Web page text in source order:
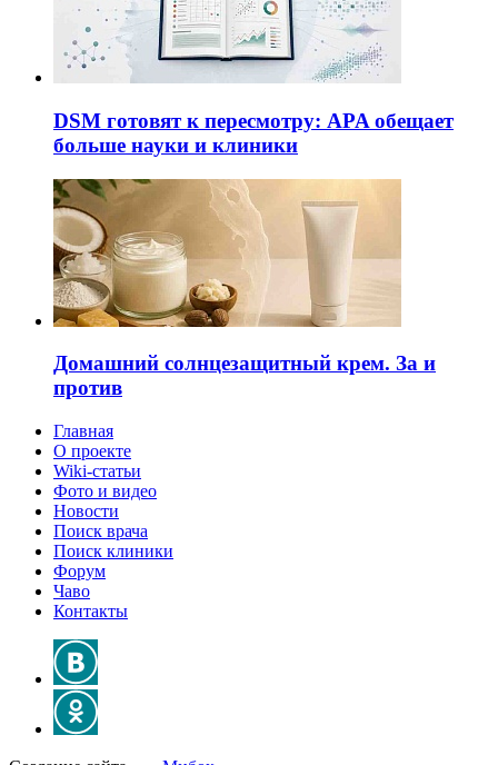
DSM готовят к пересмотру: APA обещает
больше науки и клиники
Домашний солнцезащитный крем. За и
против
Главная
О проекте
Wiki-статьи
Фото и видео
Новости
Поиск врача
Поиск клиники
Форум
Чаво
Контакты